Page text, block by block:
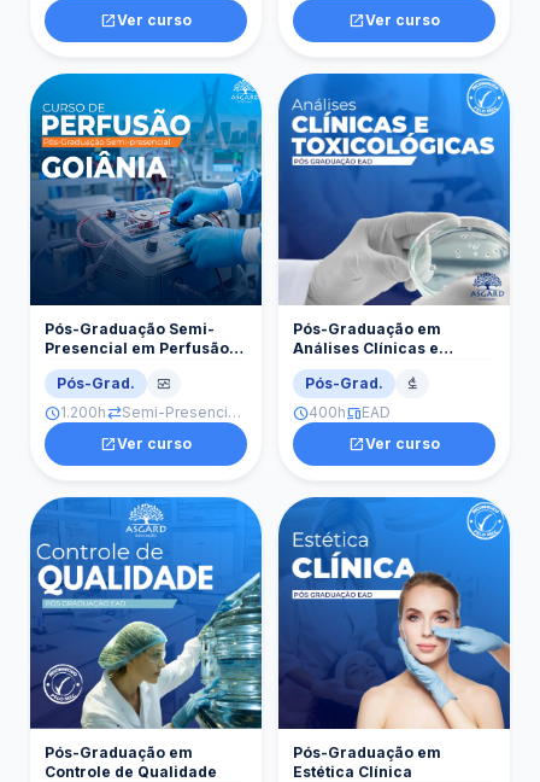
open_in_newVer curso open_in_newVer curso
Pós-Graduação Semi-
Presencial em Perfusão
Goiânia
Pós-Grad.
monitor_heart
schedule1.200hsync_alt Semi-Presencial · Goiânia
open_in_newVer curso
Pós-Graduação em
Análises Clínicas e
Toxicológicas
Pós-Grad.
biotech
schedule400hdevicesEAD
open_in_newVer curso
Pós-Graduação em
Controle de Qualidade
Pós-Graduação em
Estética Clínica